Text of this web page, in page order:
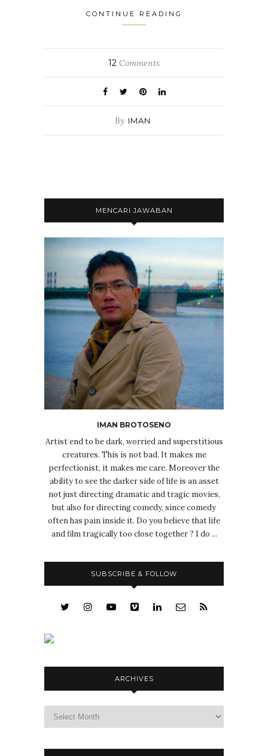
CONTINUE READING
12 Comments
By IMAN
MENCARI JAWABAN
IMAN BROTOSENO
Artist end to be dark, worried and superstitious
creatures. This is not bad. It makes me
perfectionist, it makes me care. Moreover the
ability to see the darker side of life is an asset
not just directing dramatic and tragic movies,
but also for directing comedy, since comedy
often has pain inside it. Do you believe that life
and film tragically too close together ? I do ...
SUBSCRIBE & FOLLOW
ARCHIVES